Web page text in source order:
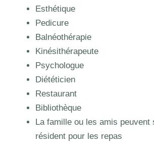
Esthétique
Pedicure
Balnéothérapie
Kinésithérapeute
Psychologue
Diététicien
Restaurant
Bibliothèque
La famille ou les amis peuvent
résident pour les repas